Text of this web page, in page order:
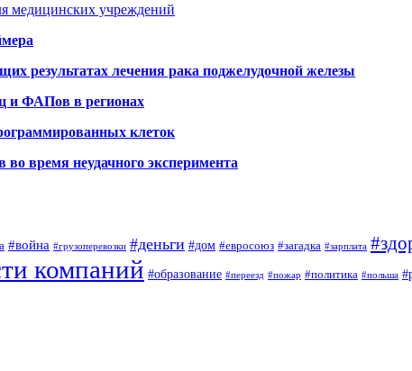
медицинских учреждений
результатах лечения рака поджелудочной железы
и ФАПов в регионах
клеток
время неудачного эксперимента
#война #грузоперевозки #деньги #дом #евросоюз #загадка #зарплата
компаний #образование #переезд #пожар #политика #польша